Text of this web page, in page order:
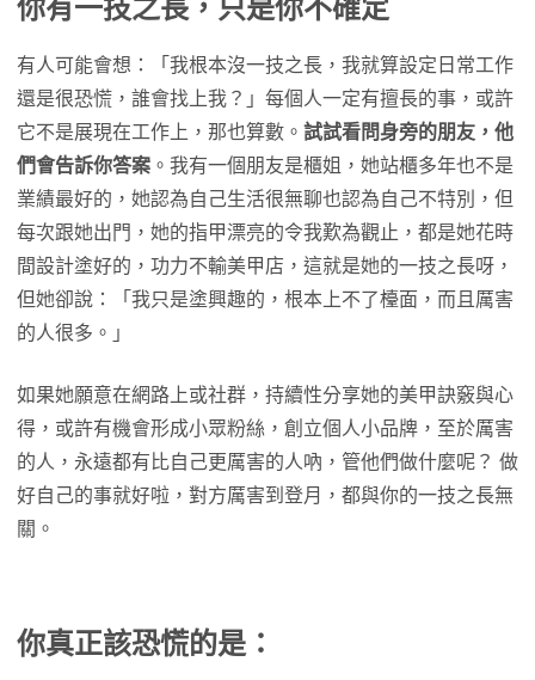
你有一技之長，只是你不確定
有人可能會想：「我根本沒一技之長，我就算設定日常工作
還是很恐慌，誰會找上我？」每個人一定有擅長的事，或許
它不是展現在工作上，那也算數。 試試看問身旁的朋友，他
們會告訴你答案 。我有一個朋友是櫃姐，她站櫃多年也不是
業績最好的，她認為自己生活很無聊也認為自己不特別，但
每次跟她出門，她的指甲漂亮的令我歎為觀止，都是她花時
間設計塗好的，功力不輸美甲店，這就是她的一技之長呀，
但她卻說：「我只是塗興趣的，根本上不了檯面，而且厲害
的人很多。」
如果她願意在網路上或社群，持續性分享她的美甲訣竅與心
得，或許有機會形成小眾粉絲，創立個人小品牌，至於厲害
的人，永遠都有比自己更厲害的人吶，管他們做什麼呢？ 做
好自己的事就好啦，對方厲害到登月，都與你的一技之長無
關。
你真正該恐慌的是：